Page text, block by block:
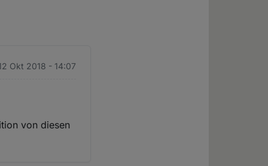
Okt 2018 - 14:07
von diesen